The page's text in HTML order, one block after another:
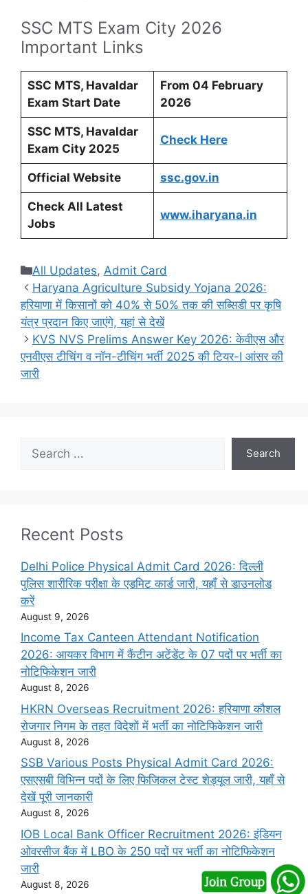
SSC MTS Exam City 2026
Important Links
SSC MTS, Havaldar
Exam Start Date
From 04 February
2026
SSC MTS, Havaldar
Exam City 2025
Check Here
Official Website ssc.gov.in
Check All Latest
Jobs
www.iharyana.in
Categories
All Updates, Admit Card
Haryana Agriculture Subsidy Yojana 2026:
हरियाणा में किसानों को 40% से 50% तक की सब्सिडी पर कृषि
यंत्र प्रदान किए जाएंगे, यहां से देखें
KVS NVS Prelims Answer Key 2026: केवीएस और
एनवीएस टीचिंग व नॉन-टीचिंग भर्ती 2025 की टियर-I आंसर की
जारी
Search
Recent Posts
Delhi Police Physical Admit Card 2026: दिल्ली
पुलिस शारीरिक परीक्षा के एडमिट कार्ड जारी, यहाँ से डाउनलोड
करें
August 9, 2026
Income Tax Canteen Attendant Notification
2026: आयकर विभाग में कैंटीन अटेंडेंट के 07 पदों पर भर्ती का
नोटिफिकेशन जारी
August 8, 2026
HKRN Overseas Recruitment 2026: हरियाणा कौशल
रोजगार निगम के तहत विदेशों में भर्ती का नोटिफिकेशन जारी
August 8, 2026
SSB Various Posts Physical Admit Card 2026:
एसएसबी विभिन्न पदों के लिए फिजिकल टेस्ट शेड्यूल जारी, यहाँ से
देखें पूरी जानकारी
August 8, 2026
IOB Local Bank Officer Recruitment 2026: इंडियन
ओवरसीज बैंक में LBO के 250 पदों पर भर्ती का नोटिफिकेशन
जारी
August 8, 2026